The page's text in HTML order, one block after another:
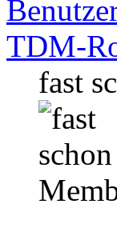
TDM-
fast